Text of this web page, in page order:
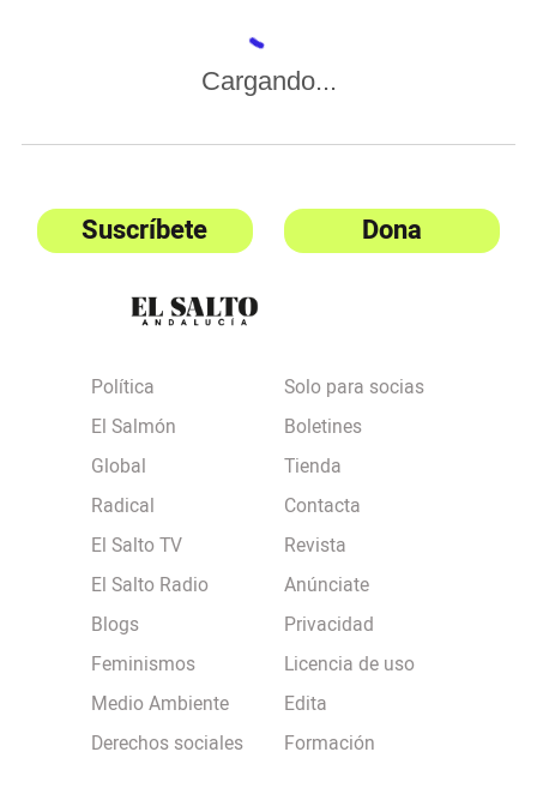
Cargando...
Suscríbete Dona
Política
El Salmón
Global
Radical
El Salto TV
El Salto Radio
Blogs
Feminismos
Medio Ambiente
Derechos sociales
Solo para socias
Boletines
Tienda
Contacta
Revista
Anúnciate
Privacidad
Licencia de uso
Edita
Formación